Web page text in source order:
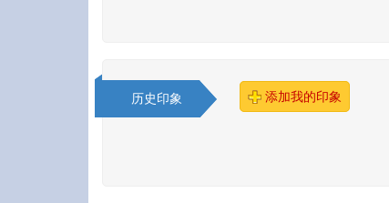
历史印象 添加我的印象